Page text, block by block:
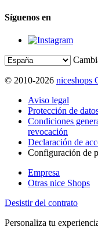
Síguenos en
© 2010-2026 niceshops
Aviso legal
Protección de
Condiciones
revocación
Declaración de
Configuración de
Empresa
Otras nice Shops
Desistir del contrato
Personaliza tu